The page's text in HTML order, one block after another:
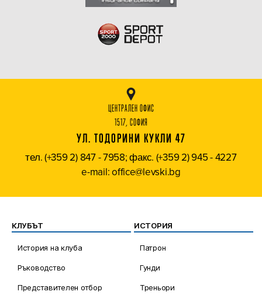
ЦЕНТРАЛЕН ОФИС
1517, СОФИЯ
УЛ. ТОДОРИНИ КУКЛИ 47
тел. (+359 2) 847 - 7958; факс. (+359 2) 945 - 4227
e-mail: office@levski.bg
КЛУБЪТ
История на клуба
Ръководство
Представителен отбор
ИСТОРИЯ
Патрон
Гунди
Треньори